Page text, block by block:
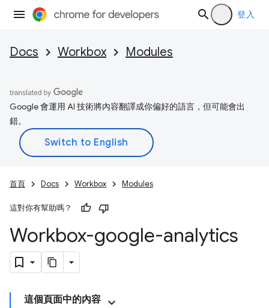
登入
Docs Workbox Modules
Google 會運用 AI 技術將內容翻譯成你偏好的語言，但可能會出
錯。
首頁 Docs Workbox Modules
這對你有幫助嗎？
Workbox-google-analytics
這個頁面中的內容